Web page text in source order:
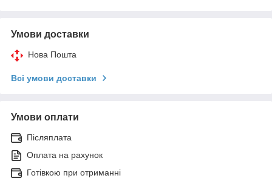
Умови доставки
Нова Пошта
Всі умови доставки
Умови оплати
Післяплата
Оплата на рахунок
Готівкою при отриманні